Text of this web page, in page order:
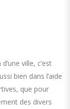
ville, c’est
bien dans l’aide
que pour
des divers